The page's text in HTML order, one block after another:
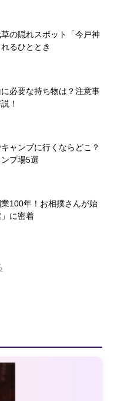
の隠れスポット「今戸神
るひととき
に必要な持ち物は？注意事
！
ャンプに行くならどこ？
プ場5選
業100年！お相撲さんが始
に密着